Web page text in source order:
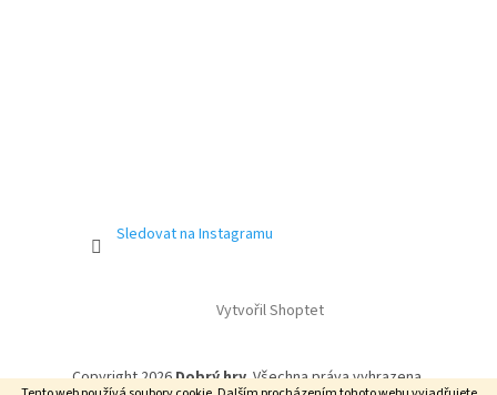
Sledovat na Instagramu
Vytvořil Shoptet
Copyright 2026Dobrý hry. Všechna práva vyhrazena.